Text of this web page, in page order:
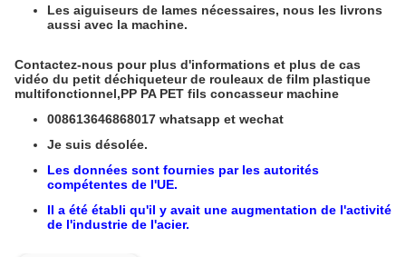
Les aiguiseurs de lames nécessaires, nous les livrons
aussi avec la machine.
Contactez-nous pour plus d'informations et plus de cas
vidéo du petit déchiqueteur de rouleaux de film plastique
multifonctionnel,PP PA PET fils concasseur machine
008613646868017 whatsapp et wechat
Je suis désolée.
Les données sont fournies par les autorités
compétentes de l'UE.
Il a été établi qu'il y avait une augmentation de l'activité
de l'industrie de l'acier.